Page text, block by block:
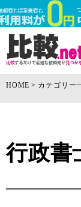
HOME カテゴリー
行政書